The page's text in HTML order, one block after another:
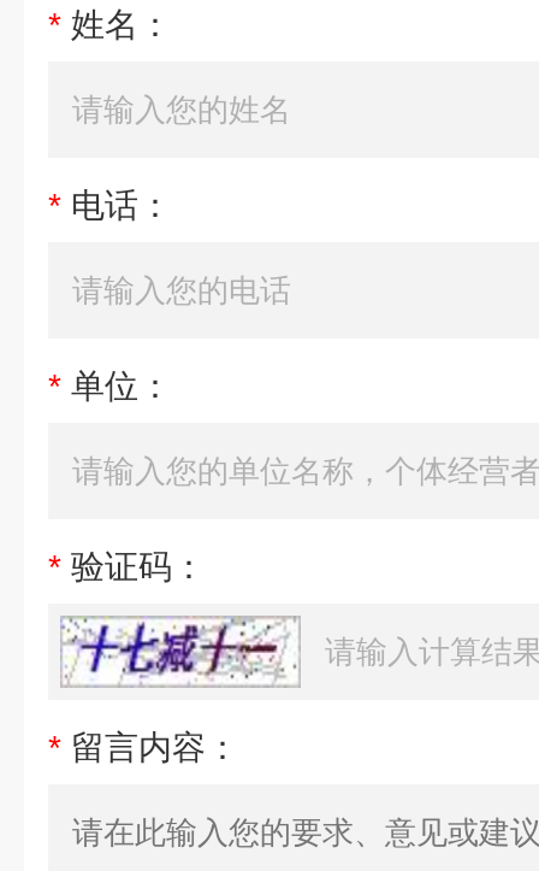
* 姓名：
* 电话：
* 单位：
* 验证码：
* 留言内容：